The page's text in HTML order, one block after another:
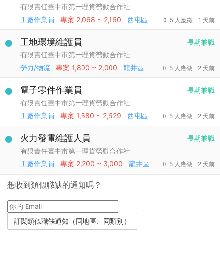
有限責任臺中市第一理貨勞動合作社
工廠作業員
專案 2,068 ~ 2,160 西屯區 0-5 人應徵 1 天前
長期兼職
工地環境維護員
有限責任臺中市第一理貨勞動合作社
勞力/物流
專案 1,800 ~ 2,000 龍井區 0-5 人應徵 2 天前
長期兼職
電子零件作業員
有限責任臺中市第一理貨勞動合作社
工廠作業員
專案 1,680 ~ 2,529 西屯區 0-5 人應徵 2 天前
長期兼職
火力發電維護人員
有限責任臺中市第一理貨勞動合作社
工廠作業員
專案 2,200 ~ 3,000 龍井區 0-5 人應徵 2 天前
想收到類似職缺的通知嗎？